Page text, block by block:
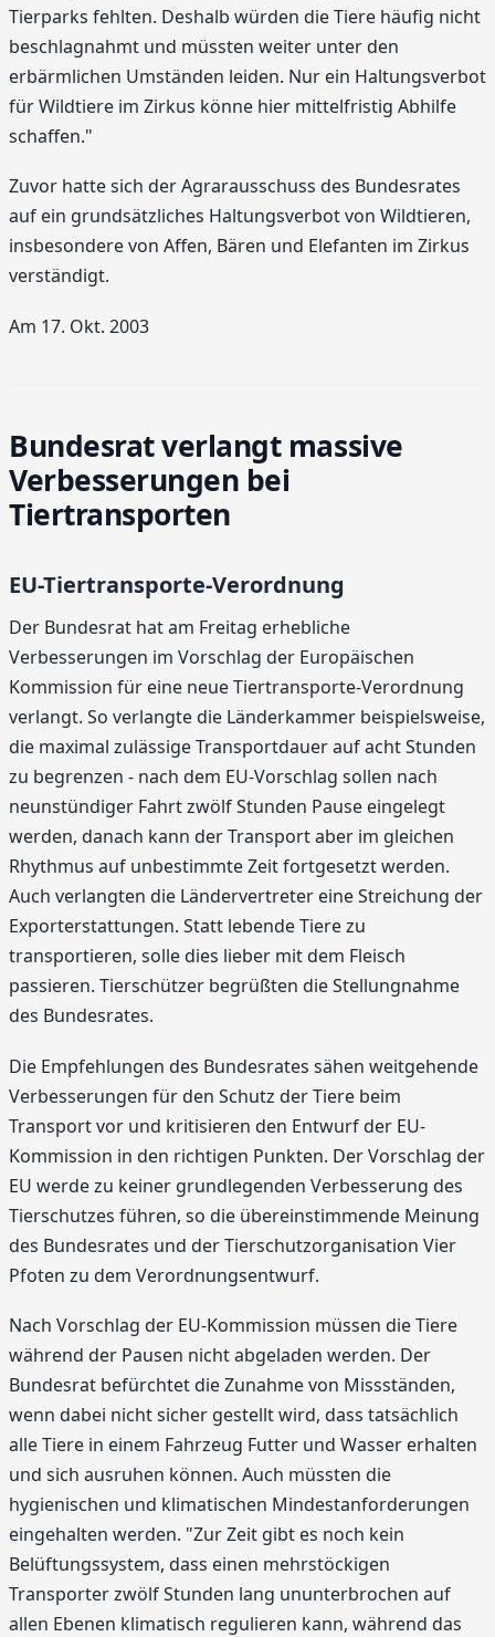
Tierparks fehlten. Deshalb würden die Tiere häufig nicht
beschlagnahmt und müssten weiter unter den
erbärmlichen Umständen leiden. Nur ein Haltungsverbot
für Wildtiere im Zirkus könne hier mittelfristig Abhilfe
schaffen."
Zuvor hatte sich der Agrarausschuss des Bundesrates
auf ein grundsätzliches Haltungsverbot von Wildtieren,
insbesondere von Affen, Bären und Elefanten im Zirkus
verständigt.
Am 17. Okt. 2003
Bundesrat verlangt massive
Verbesserungen bei
Tiertransporten
EU-Tiertransporte-Verordnung
Der Bundesrat hat am Freitag erhebliche
Verbesserungen im Vorschlag der Europäischen
Kommission für eine neue Tiertransporte-Verordnung
verlangt. So verlangte die Länderkammer beispielsweise,
die maximal zulässige Transportdauer auf acht Stunden
zu begrenzen - nach dem EU-Vorschlag sollen nach
neunstündiger Fahrt zwölf Stunden Pause eingelegt
werden, danach kann der Transport aber im gleichen
Rhythmus auf unbestimmte Zeit fortgesetzt werden.
Auch verlangten die Ländervertreter eine Streichung der
Exporterstattungen. Statt lebende Tiere zu
transportieren, solle dies lieber mit dem Fleisch
passieren. Tierschützer begrüßten die Stellungnahme
des Bundesrates.
Die Empfehlungen des Bundesrates sähen weitgehende
Verbesserungen für den Schutz der Tiere beim
Transport vor und kritisieren den Entwurf der EU-
Kommission in den richtigen Punkten. Der Vorschlag der
EU werde zu keiner grundlegenden Verbesserung des
Tierschutzes führen, so die übereinstimmende Meinung
des Bundesrates und der Tierschutzorganisation Vier
Pfoten zu dem Verordnungsentwurf.
Nach Vorschlag der EU-Kommission müssen die Tiere
während der Pausen nicht abgeladen werden. Der
Bundesrat befürchtet die Zunahme von Missständen,
wenn dabei nicht sicher gestellt wird, dass tatsächlich
alle Tiere in einem Fahrzeug Futter und Wasser erhalten
und sich ausruhen können. Auch müssten die
hygienischen und klimatischen Mindestanforderungen
eingehalten werden. "Zur Zeit gibt es noch kein
Belüftungssystem, dass einen mehrstöckigen
Transporter zwölf Stunden lang ununterbrochen auf
allen Ebenen klimatisch regulieren kann, während das